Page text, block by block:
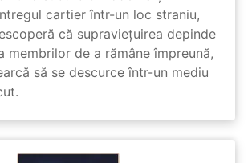
cartier într-un loc straniu,
că supraviețuirea depinde
membrilor de a rămâne împreună,
să se descurce într-un mediu